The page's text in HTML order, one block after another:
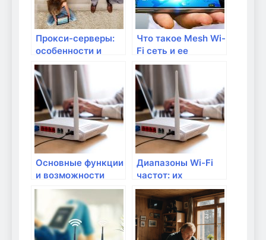
Прокси-серверы:
особенности и
применение
Что такое Mesh Wi-
Fi сеть и ее
преимущества
Основные функции
и возможности
современных
модемов
Диапазоны Wi-Fi
частот: их
особенности и
применение